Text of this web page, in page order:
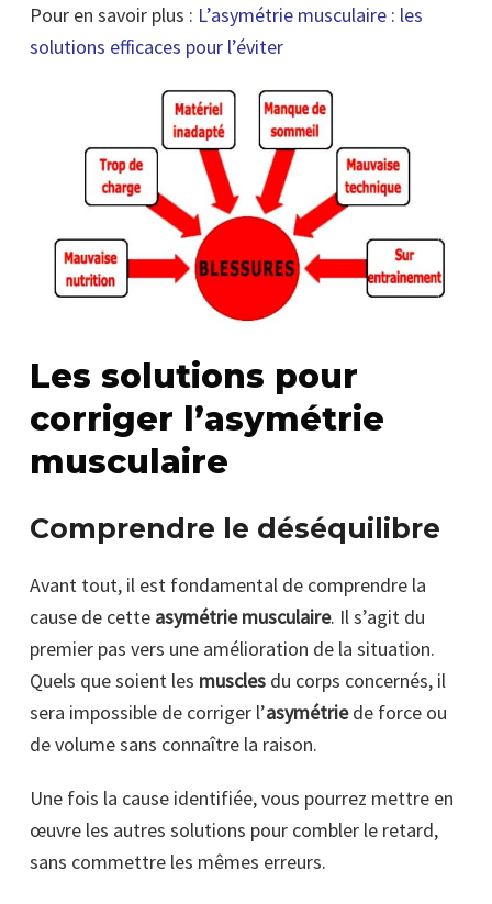
Pour en savoir plus : L’asymétrie musculaire : les
solutions efficaces pour l’éviter
Les solutions pour
corriger l’asymétrie
musculaire
Comprendre le déséquilibre
Avant tout, il est fondamental de comprendre la
cause de cette asymétrie musculaire. Il s’agit du
premier pas vers une amélioration de la situation.
Quels que soient les muscles du corps concernés, il
sera impossible de corriger l’asymétriede force ou
de volume sans connaître la raison.
Une fois la cause identifiée, vous pourrez mettre en
œuvre les autres solutions pour combler le retard,
sans commettre les mêmes erreurs.